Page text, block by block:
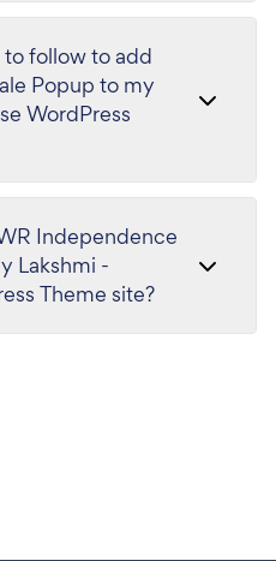
follow to add
Popup to my
WordPress
Independence
Lakshmi -
Theme site?